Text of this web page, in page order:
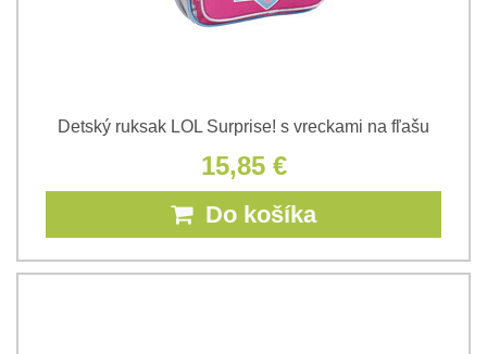
Detský ruksak LOL Surprise! s vreckami na fľašu
15,85 €
Do košíka